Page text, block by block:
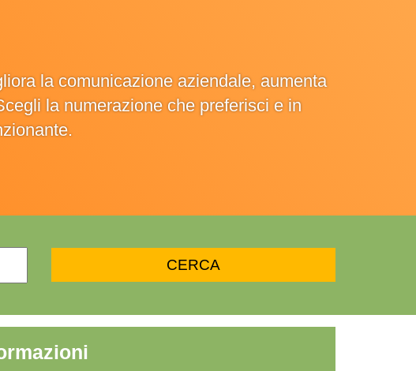
la comunicazione aziendale, aumenta
la numerazione che preferisci e in